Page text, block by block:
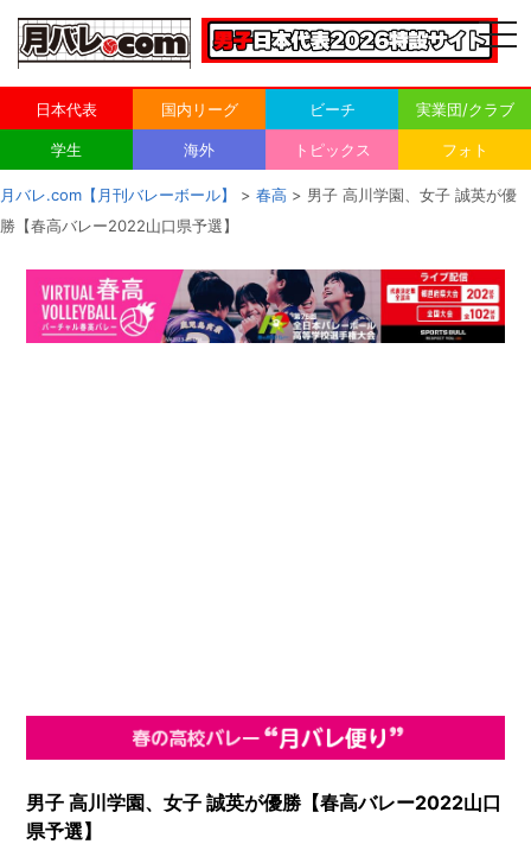
日本代表 国内リーグ ビーチ 実業団/クラブ
学生 海外 トピックス フォト
月バレ.com【月刊バレーボール】 > 春高 > 男子 高川学園、女子 誠英が優
勝【春高バレー2022山口県予選】
男子 高川学園、女子 誠英が優勝【春高バレー2022山口
県予選】